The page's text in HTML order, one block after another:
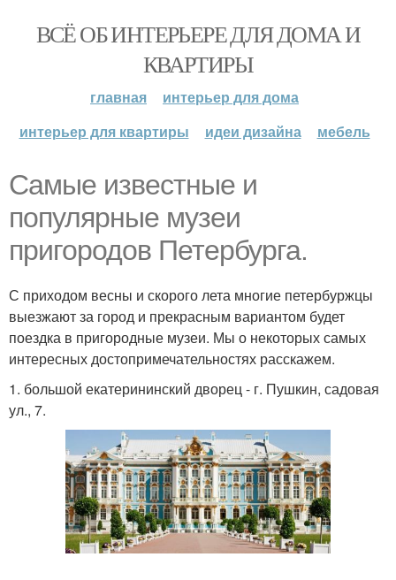
ВСЁ ОБ ИНТЕРЬЕРЕ ДЛЯ ДОМА И
КВАРТИРЫ
главная
интерьер для дома
интерьер для квартиры
идеи дизайна мебель
Самые известные и
популярные музеи
пригородов Петербурга.
С приходом весны и скорого лета многие петербуржцы
выезжают за город и прекрасным вариантом будет
поездка в пригородные музеи. Мы о некоторых самых
интересных достопримечательностях расскажем.
1. большой екатерининский дворец - г. Пушкин, садовая
ул., 7.